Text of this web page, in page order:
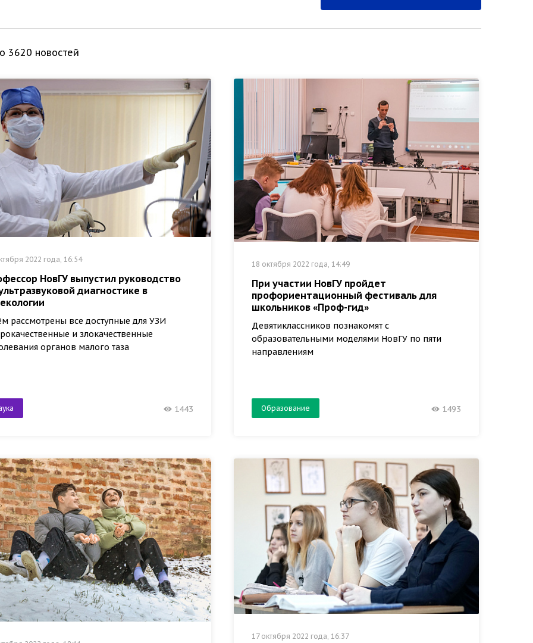
3620 новостей
2022 года, 16:54
НовГУ выпустил руководство
диагностике в
рассмотрены все доступные для УЗИ
и злокачественные
органов малого таза
1443
18 октября 2022 года, 14:49
При участии НовГУ пройдет
профориентационный фестиваль для
школьников «Проф-гид»
Девятиклассников познакомят с
образовательными моделями НовГУ по пяти
направлениям
Образование 1493
17 октября 2022 года, 16:37